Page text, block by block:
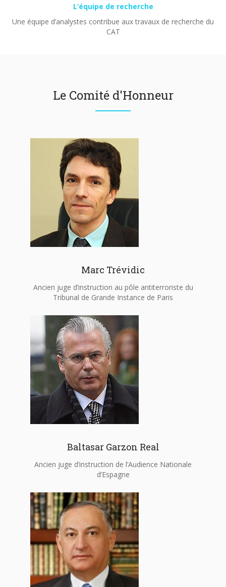
L’équipe de recherche
Une équipe d’analystes contribue aux travaux de recherche du
CAT
Le Comité d'Honneur
Marc Trévidic
Ancien juge d’instruction au pôle antiterroriste du
Tribunal de Grande Instance de Paris
Baltasar Garzon Real
Ancien juge d’instruction de l’Audience Nationale
d’Espagne